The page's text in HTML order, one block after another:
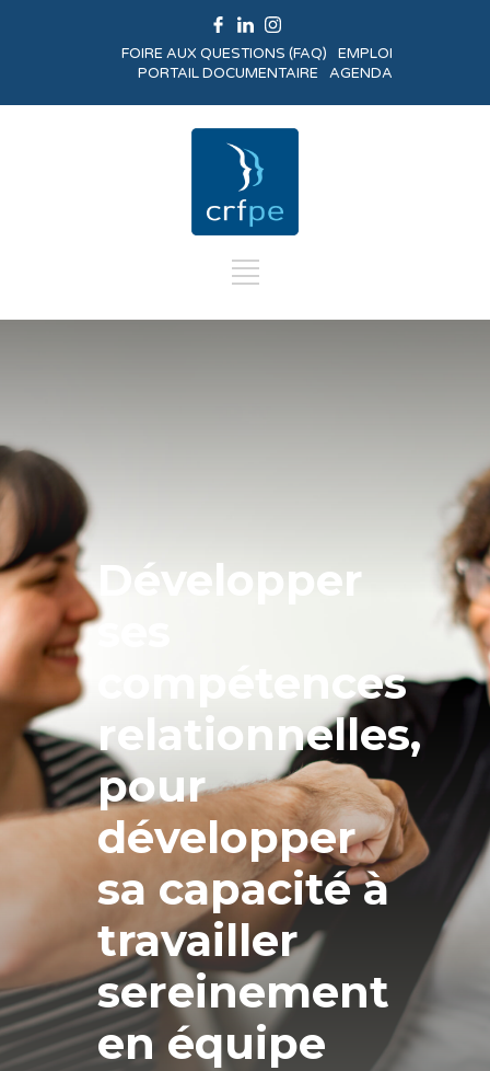
EMPLOI
FOIRE AUX QUESTIONS (FAQ)
AGENDA
PORTAIL DOCUMENTAIRE
Développer
ses
compétences
relationnelles,
pour
développer
sa capacité à
travailler
sereinement
en équipe